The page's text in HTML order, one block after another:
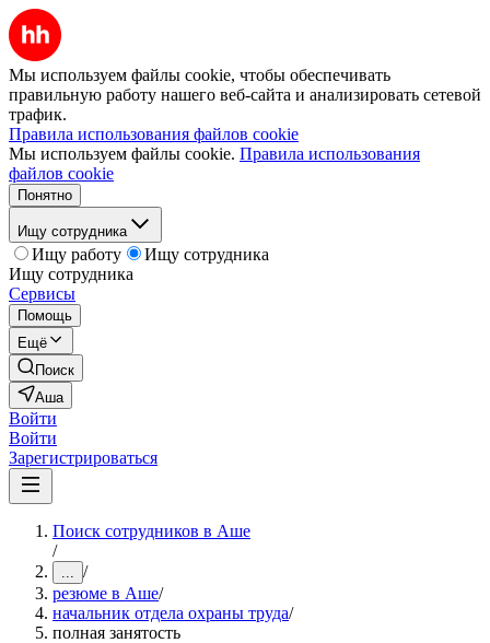
Мы используем файлы cookie, чтобы обеспечивать
правильную работу нашего веб-сайта и анализировать сетевой
трафик.
Правила использования файлов cookie
Мы используем файлы cookie. Правила использования
файлов cookie
Понятно
Ищу сотрудника
Ищу работу
Ищу сотрудника
Ищу сотрудника
Сервисы
Помощь
Ещё
Поиск
Аша
Войти
Войти
Зарегистрироваться
Поиск сотрудников в Аше
/
... /
резюме в Аше/
начальник отдела охраны труда/
полная занятость